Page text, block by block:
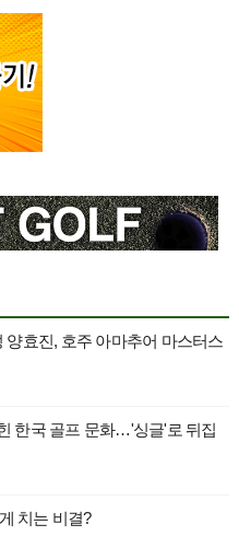
양효진, 호주 아마추어 마스터스
한국 골프 문화…'싱글'로 뒤집
치는 비결?